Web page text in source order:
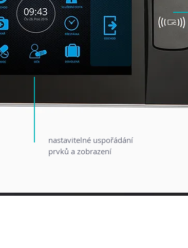
nastavitelné uspořádání
prvků a zobrazení